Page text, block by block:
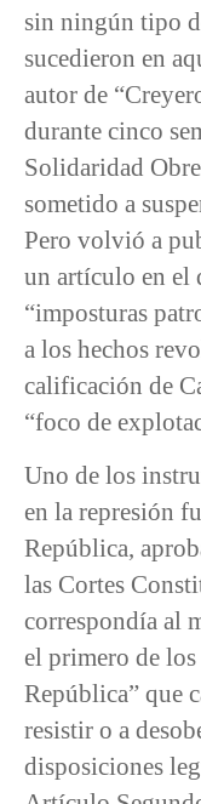
sin ningún tipo
sucedieron en
autor de
durante cinco
Solidaridad
sometido a
Pero volvió a
un artículo en el
“imposturas
a los hechos
calificación de
“foco de
Uno de los
en la represión
República,
las Cortes
correspondía al
el primero de los
República” que
resistir o a
disposiciones